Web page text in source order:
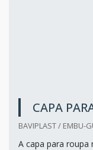
CAPA
BAVIPLAST / EMBU-
A capa para